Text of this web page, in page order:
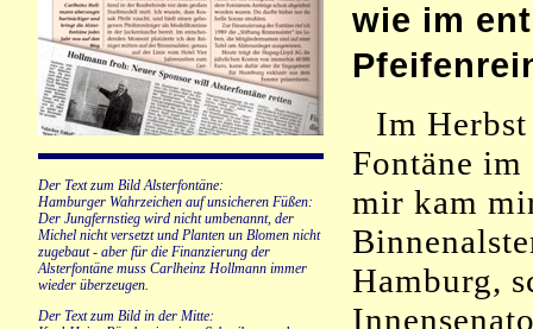
Der Text zum Bild Alsterfontäne:
Hamburger Wahrzeichen auf unsicheren Füßen:
Der Jungfernstieg wird nicht umbenannt, der
Michel nicht versetzt und Planten un Blomen nicht
zugebaut - aber für die Finanzierung der
Alsterfontäne muss Carlheinz Hollmann immer
wieder überzeugen.
Der Text zum Bild in der Mitte:
wie im
Im
Fontäne im
mir kam
Hamburg,